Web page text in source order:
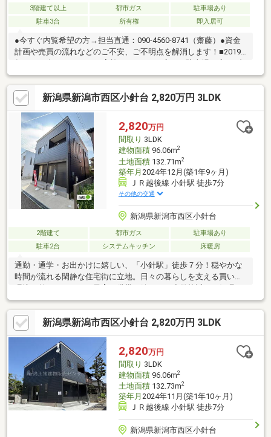
3階建て以上 都市ガス
駐車場あり
駐車3台
所有権 即入居可
●今すぐ内覧希望の方→担当直通：090-4560-8741（齋藤）●資金
計画や売買の流れなどのご不安、ご不明点を解消します！■2019
分完備！■使い方自在！ LDK＆浴室2ヶ所で自由な暮らし方♪■ゆと
り設計で二世帯も快適◎■社宅としてもご利用いただけます！■プ
ライバシーと団らんを両立する住まい♪■広いお庭で晴れた日には
BBQも可能！■駅・スーパー・コンビニ・ドラッグストアが徒歩
10分以内！・新潟市立葛塚小学校：徒歩18分(1469ｍ)・新潟市立
光晴中学校：徒歩21分(1665ｍ)※多少差異あり
新潟県新潟市西区小針台 2,820万円 3LDK
2,820万円
間取り 3LDK
建物面積96.06m2
土地面積132.71m2
築年月 2024年12月(築1年9ヶ月)
ＪＲ越後線 小針駅 徒歩7分
その他の交通
新潟県新潟市西区小針台
2階建て 都市ガス
駐車場あり
駐車2台
システムキッチン 床暖房
通勤・通学・お出かけに嬉しい、「小針駅」徒歩７分！穏やかな
時間が流れる閑静な住宅街に立地。日々の暮らしを支える買い物
境。 内見予約受付中！すぐにご覧いただけます。
新潟県新潟市西区小針台 2,820万円 3LDK
2,820万円
間取り 3LDK
建物面積96.06m2
土地面積132.73m2
築年月 2024年11月(築1年10ヶ月)
ＪＲ越後線 小針駅 徒歩7分
新潟県新潟市西区小針台